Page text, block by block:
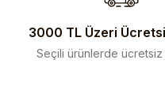
3000 TL Üzeri
Seçili ürünlerde ücretsiz